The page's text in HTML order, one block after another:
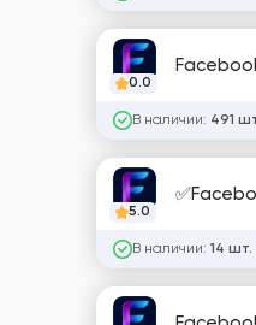
0.0
В наличии: 491
5.0
В наличии: 14 шт.